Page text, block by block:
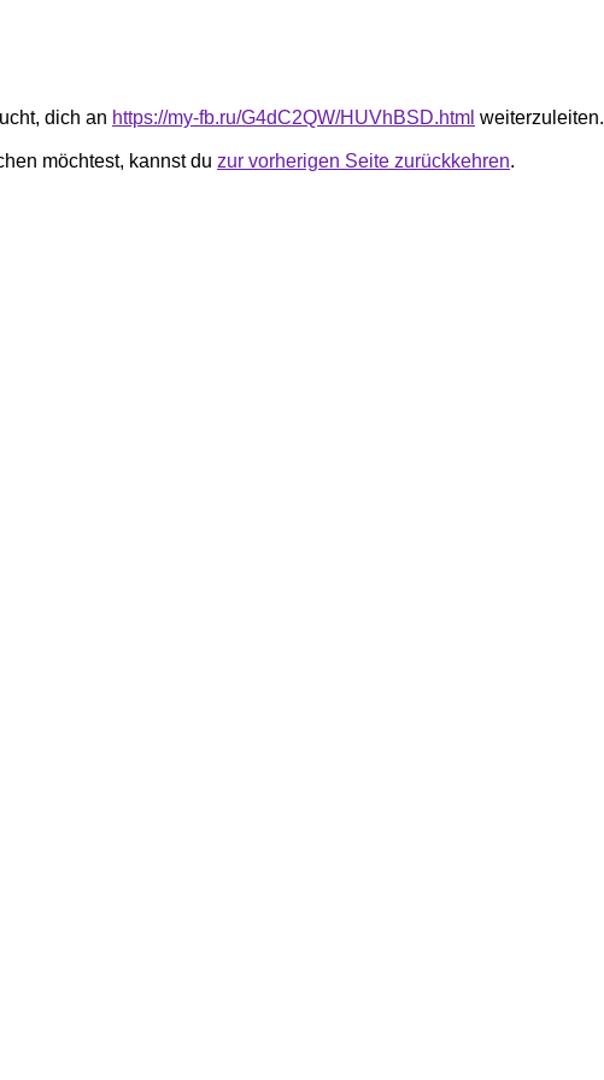
dich an https://my-fb.ru/G4dC2QW/HUVhBSD.html weiterzuleiten.
möchtest, kannst du zur vorherigen Seite zurückkehren.